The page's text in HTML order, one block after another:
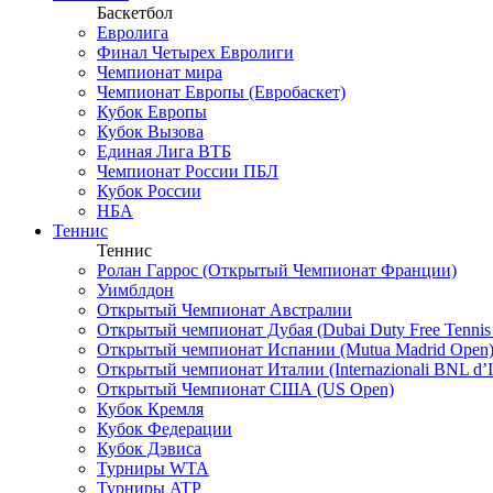
Баскетбол
Евролига
Финал Четырех Евролиги
Чемпионат мира
Чемпионат Европы (Евробаскет)
Кубок Европы
Кубок Вызова
Единая Лига ВТБ
Чемпионат России ПБЛ
Кубок России
НБА
Теннис
Теннис
Ролан Гаррос (Открытый Чемпионат Франции)
Уимблдон
Открытый Чемпионат Австралии
Открытый чемпионат Дубая (Dubai Duty Free Tennis
Открытый чемпионат Испании (Mutua Madrid Open)
Открытый чемпионат Италии (Internazionali BNL
Открытый Чемпионат США (US Open)
Кубок Кремля
Кубок Федерации
Кубок Дэвиса
Турниры WTA
Турниры ATP